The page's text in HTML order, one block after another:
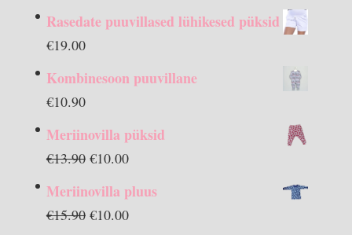
Rasedate puuvillased lühikesed püksid
€19.00
Kombinesoon puuvillane
€10.90
Meriinovilla püksid
€13.90 Algne
€10.00Praegune
on:
Meriinovilla pluus
€15.90 Algne
€10.00Praegune